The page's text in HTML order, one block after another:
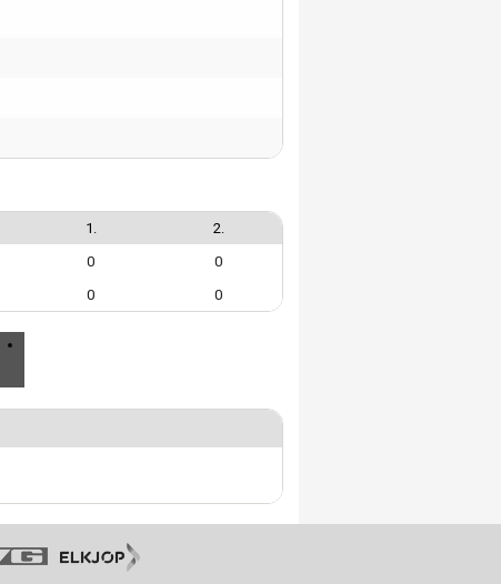
1. 2.
0
0
0 0